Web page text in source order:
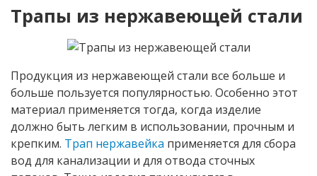
Трапы из нержавеющей стали
Продукция из нержавеющей стали все больше и
больше пользуется популярностью. Особенно этот
материал применяется тогда, когда изделие
должно быть легким в использовании, прочным и
крепким. Трап нержавейка применяется для сбора
вод для канализации и для отвода сточных